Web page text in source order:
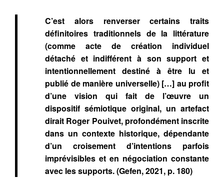
C’est alors renverser certains traits
définitoires traditionnels de la littérature
(comme acte de création individuel
détaché et indifférent à son support et
intentionnellement destiné à être lu et
publié de manière universelle) […] au profit
d’une vision qui fait de l’œuvre un
dispositif sémiotique original, un artefact
dirait Roger Pouivet, profondément inscrite
dans un contexte historique, dépendante
d’un croisement d’intentions parfois
imprévisibles et en négociation constante
avec les supports. (Gefen, 2021, p. 180)